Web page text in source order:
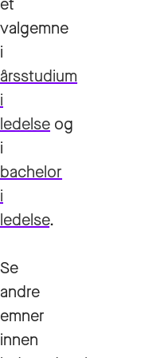
et
valgemne
i
årsstudium
i
ledelse og
i
bachelor
i
ledelse.
Se
andre
emner
innen